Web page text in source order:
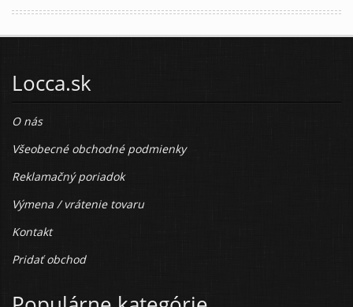
Locca.sk
O nás
Všeobecné obchodné podmienky
Reklamačný poriadok
Výmena / vrátenie tovaru
Kontakt
Pridať obchod